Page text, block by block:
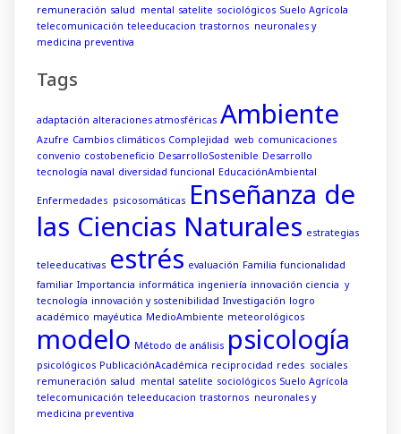
remuneración salud mental satelite sociológicos Suelo Agrícola
telecomunicación teleeducacion trastornos neuronales y
medicina preventiva
Tags
adaptación alteraciones atmosféricas Ambiente
Azufre Cambios climáticos Complejidad web comunicaciones
convenio costobeneficio DesarrolloSostenible Desarrollo
tecnología naval diversidad funcional EducaciónAmbiental
Enfermedades psicosomáticas Enseñanza de
las Ciencias Naturales estrategias
teleeducativas estrés evaluación Familia funcionalidad
familiar Importancia informática ingeniería innovación ciencia y
tecnología innovación y sostenibilidad Investigación logro
académico mayéutica MedioAmbiente meteorológicos
modelo Método de análisis psicología
psicológicos PublicaciónAcadémica reciprocidad redes sociales
remuneración salud mental satelite sociológicos Suelo Agrícola
telecomunicación teleeducacion trastornos neuronales y
medicina preventiva